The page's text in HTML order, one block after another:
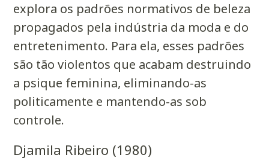
explora os padrões normativos de beleza
propagados pela indústria da moda e do
entretenimento. Para ela, esses padrões
são tão violentos que acabam destruindo
a psique feminina, eliminando-as
politicamente e mantendo-as sob
controle.
Djamila Ribeiro (1980)